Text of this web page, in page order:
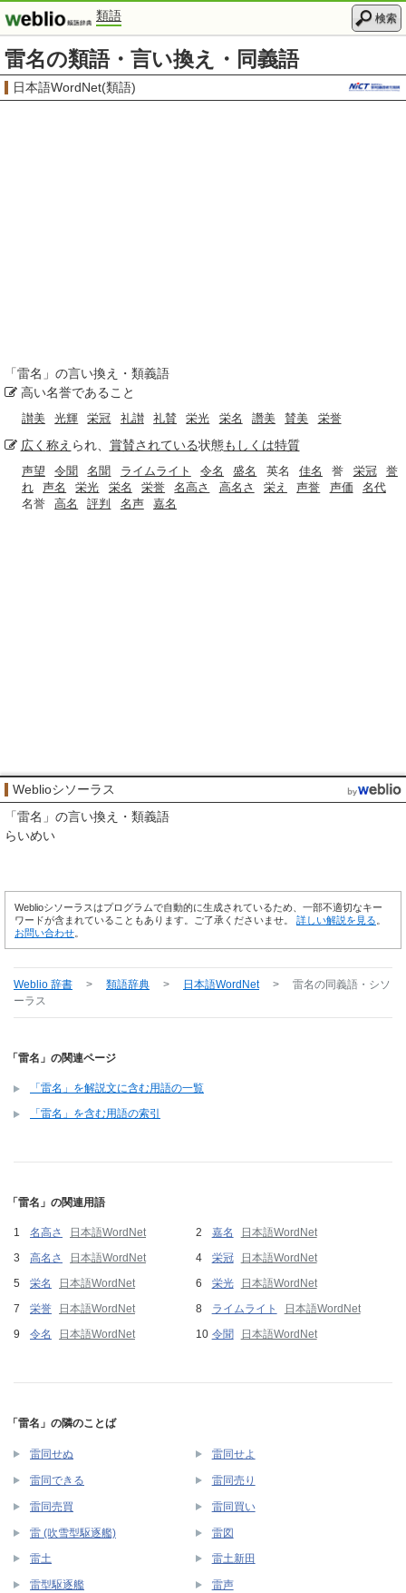
類語 検索
雷名の類語・言い換え・同義語
日本語WordNet(類語)
「雷名 」の言い換え・類義語
高い名誉であること
讃美 光輝 栄冠 礼讃 礼賛 栄光 栄名 讚美 賛美 栄誉
広く 称え られ、 賞賛されている状態もしくは特質
声望 令聞 名聞 ライムライト 令名 盛名 英名 佳名 誉 栄冠
誉
れ
声名 栄光 栄名 栄誉 名高さ 高名さ 栄え 声誉 声価
名代
名誉
高名 評判 名声 嘉名
Weblioシソーラス
「雷名 」の言い換え・類義語
らいめい
Weblioシソーラスはプログラムで自動的に生成されているため、一部不適切なキー
ワードが含まれていることもあります。ご了承くださいませ。 詳しい解説を見る
お問い合わせ
Weblio 辞書 > 類語辞典 > 日本語WordNet > 雷名の同義語・シソ
ーラス
「雷名」の関連ページ
「雷名」を解説文に含む用語の一覧
「雷名」を含む用語の索引
「雷名」の関連用語
名高さ 日本語WordNet 嘉名
日本語WordNet
高名さ
日本語WordNet 栄冠
日本語WordNet
栄名
日本語WordNet 栄光
日本語WordNet
栄誉
日本語WordNet ライムライト
日本語WordNet
令名
日本語WordNet 令聞 日本語WordNet
「雷名」の隣のことば
雷同せぬ 雷同せよ
雷同できる 雷同売り
雷同売買 雷同買い
雷 (吹雪型駆逐艦) 雷図
雷土 雷土新田
雷型駆逐艦 雷声